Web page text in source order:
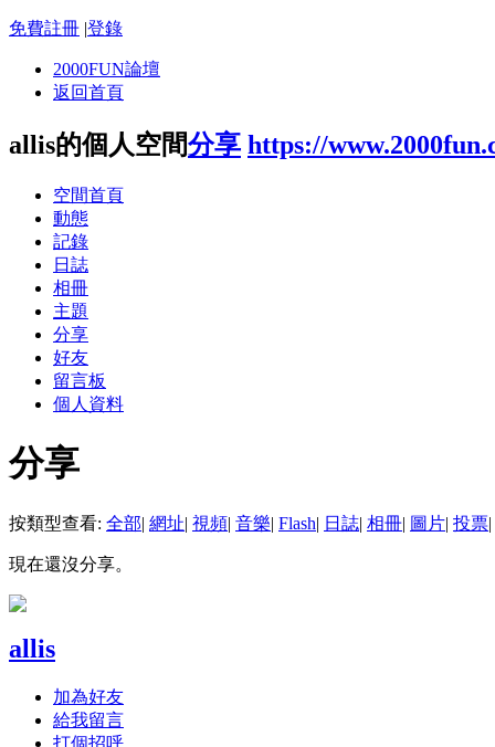
免費註冊 |登錄
2000FUN論壇
返回首頁
allis的個人空間分享 https://
空間首頁
動態
記錄
日誌
相冊
主題
分享
好友
留言板
個人資料
分享
按類型查看: 全部| 網址| 視頻| 音樂| Flash| 日誌| 相冊| 圖片| 投票|
現在還沒分享。
allis
加為好友
給我留言
打個招呼